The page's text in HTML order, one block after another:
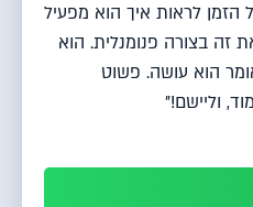
הזמן לראות איך הוא מפעיל
זה בצורה פנומנלית. הוא
הוא עושה. פשוט
וליישם!"